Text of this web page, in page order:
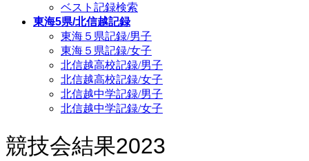
ベスト記録検索
東海5県/北信越記録
東海５県記録/男子
東海５県記録/女子
北信越高校記録/男子
北信越高校記録/女子
北信越中学記録/男子
北信越中学記録/女子
競技会結果2023